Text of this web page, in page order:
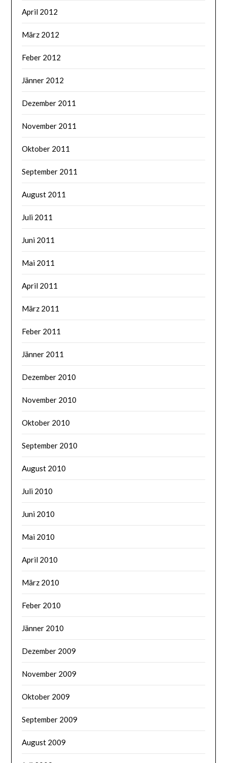
April 2012
März 2012
Feber 2012
Jänner 2012
Dezember 2011
November 2011
Oktober 2011
September 2011
August 2011
Juli 2011
Juni 2011
Mai 2011
April 2011
März 2011
Feber 2011
Jänner 2011
Dezember 2010
November 2010
Oktober 2010
September 2010
August 2010
Juli 2010
Juni 2010
Mai 2010
April 2010
März 2010
Feber 2010
Jänner 2010
Dezember 2009
November 2009
Oktober 2009
September 2009
August 2009